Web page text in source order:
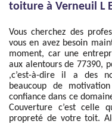
toiture à Verneuil L
Vous cherchez des
vous en avez besoin
moment, car une
aux alentours de 77390,
,c’est-à-dire il a des
beaucoup de
confiance dans ce
Couverture c’est celle
propreté de votre toit.